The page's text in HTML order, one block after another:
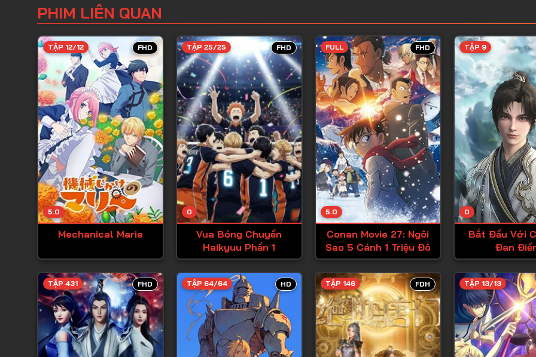
Tập 6
Tập 7
Tập 8
Tập 9
Tập 10
Tập 11
Tập 12
Tập 13
Tập 14
Tập 15
Tập 17
Tập 18
Tập 19
Tập 20
Tập 21
PHIM LIÊN QUAN
FHD
5.0
TẬP 12/12
Mechanical Marie
FHD
0
TẬP 25/25
Vua Bóng Chuyền
Haikyuu Phần 1
FHD
5.0
FULL
Conan Movie 27: Ngôi
Sao 5 Cánh 1 Triệu Đô
0
TẬP 9
Bắt Đầu Với
Đan
FHD
TẬP 431 HD
TẬP 64/64 FDH
TẬP 146 TẬP 13/13